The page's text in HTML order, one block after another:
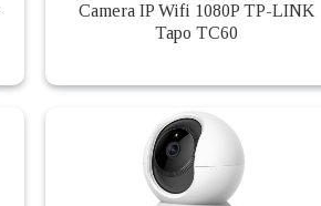
Camera IP Wifi 1080P TP-LINK
Tapo TC60